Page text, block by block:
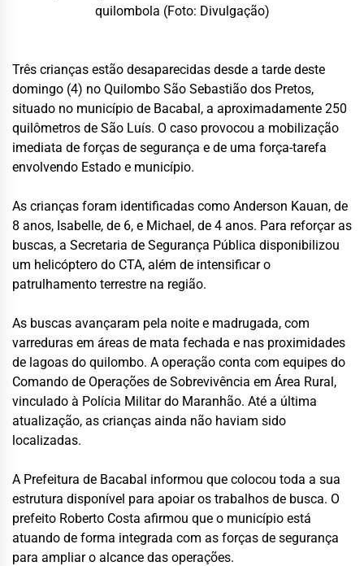
quilombola (Foto: Divulgação)
Três crianças estão desaparecidas desde a tarde deste
domingo (4) no Quilombo São Sebastião dos Pretos,
situado no município de Bacabal, a aproximadamente 250
quilômetros de São Luís. O caso provocou a mobilização
imediata de forças de segurança e de uma força-tarefa
envolvendo Estado e município.
As crianças foram identificadas como Anderson Kauan, de
8 anos, Isabelle, de 6, e Michael, de 4 anos. Para reforçar as
buscas, a Secretaria de Segurança Pública disponibilizou
um helicóptero do CTA, além de intensificar o
patrulhamento terrestre na região.
As buscas avançaram pela noite e madrugada, com
varreduras em áreas de mata fechada e nas proximidades
de lagoas do quilombo. A operação conta com equipes do
Comando de Operações de Sobrevivência em Área Rural,
vinculado à Polícia Militar do Maranhão. Até a última
atualização, as crianças ainda não haviam sido
localizadas.
A Prefeitura de Bacabal informou que colocou toda a sua
estrutura disponível para apoiar os trabalhos de busca. O
prefeito Roberto Costa afirmou que o município está
atuando de forma integrada com as forças de segurança
para ampliar o alcance das operações.